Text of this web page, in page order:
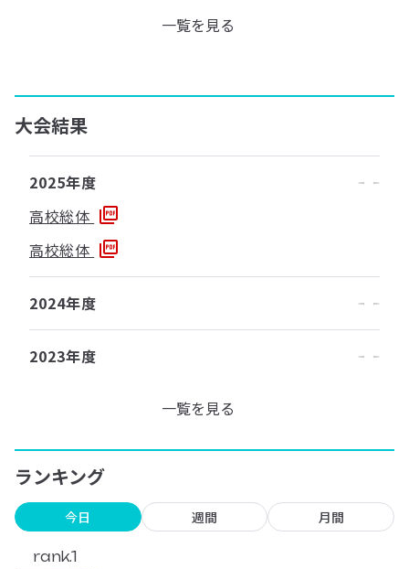
一覧を見る
大会結果
2025年度
高校総体
高校総体
2024年度
2023年度
一覧を見る
ランキング
今日 週間 月間
rank.1